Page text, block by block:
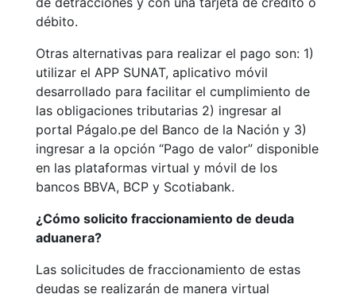
débito.
Otras alternativas para realizar el pago son: 1)
utilizar el APP SUNAT, aplicativo móvil
desarrollado para facilitar el cumplimiento de
las obligaciones tributarias 2) ingresar al
portal Págalo.pe del Banco de la Nación y 3)
ingresar a la opción “Pago de valor” disponible
en las plataformas virtual y móvil de los
bancos BBVA, BCP y Scotiabank.
¿Cómo solicito fraccionamiento de deuda
aduanera?
Las solicitudes de fraccionamiento de estas
deudas se realizarán de manera virtual